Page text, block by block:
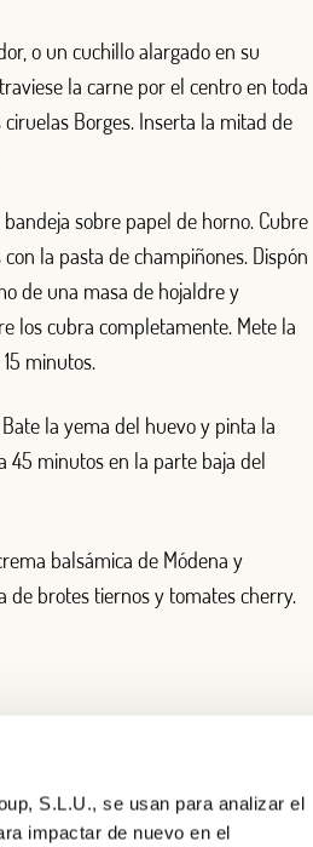
S.L.U., se usan para analizar el
impactar de nuevo en el
o un cuchillo alargado en su
la carne por el centro en toda
Borges. Inserta la mitad de
sobre papel de horno. Cubre
la pasta de champiñones. Dispón
de una masa de hojaldre y
los cubra completamente. Mete la
minutos.
la yema del huevo y pinta la
45 minutos en la parte baja del
balsámica de Módena y
de brotes tiernos y tomates cherry.